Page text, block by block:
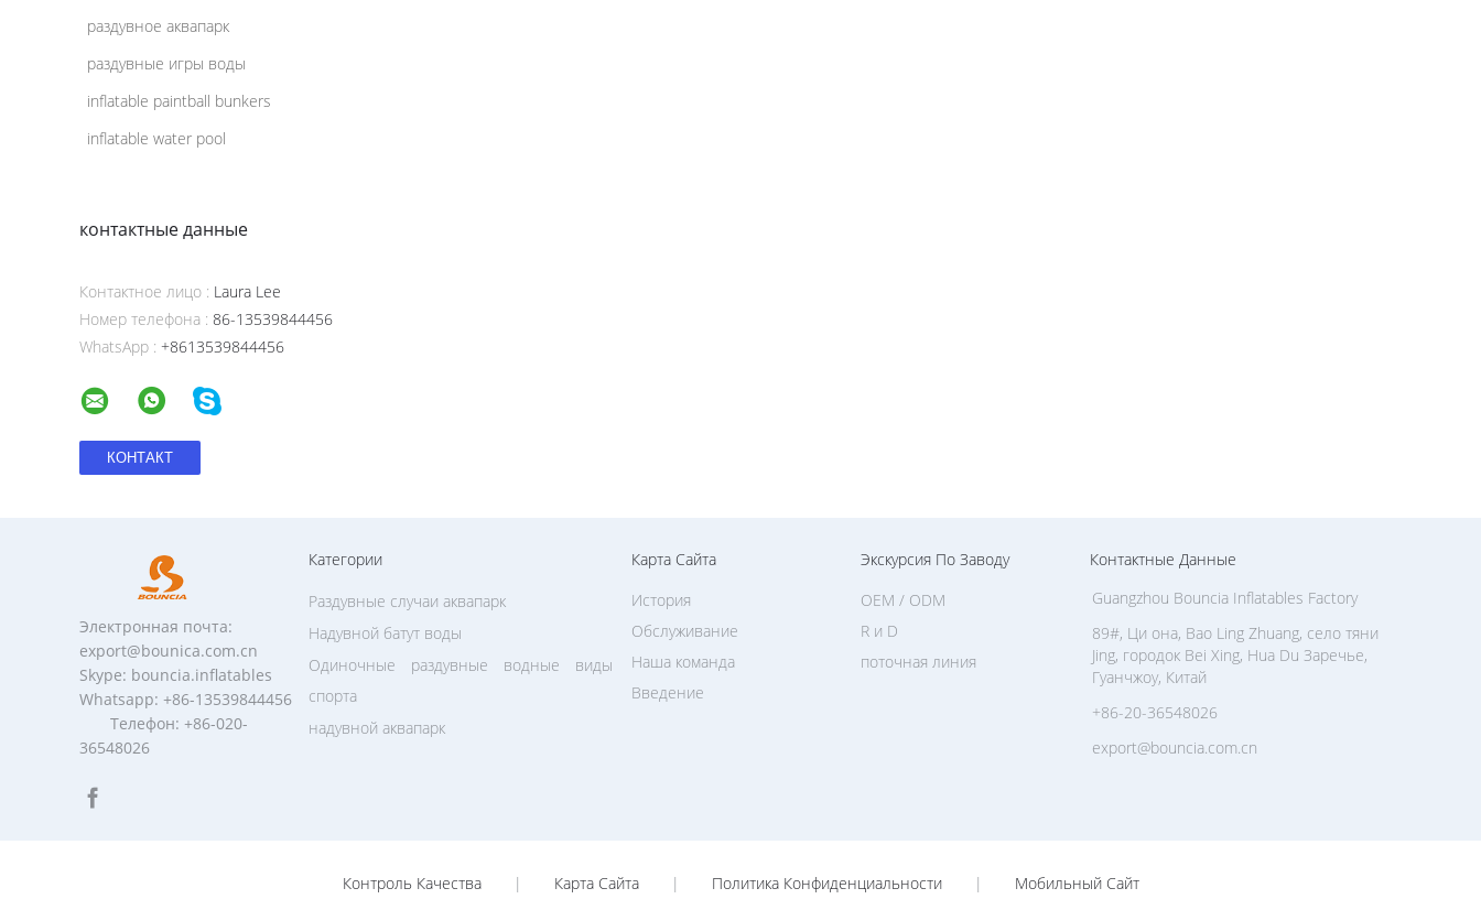
раздувное аквапарк
раздувные игры воды
inflatable paintball bunkers
inflatable water pool
контактные данные
Контактное лицо : Laura Lee
Номер телефона : 86-13539844456
WhatsApp : +8613539844456
Электронная почта:
export@bounica.com.cn
Skype: bouncia.inflatables
Whatsapp: +86-13539844456
Телефон: +86-020-
36548026
Категории
надувной аквапарк
Раздувные случаи аквапарк
Надувной батут воды
Одиночные раздувные водные виды
спорта
Карта Сайта
Введение
История
Обслуживание
Наша команда
Экскурсия По Заводу
поточная линия
OEM / ODM
R и D
Контактные Данные
Guangzhou Bouncia Inflatables Factory
89#, Ци она, Bao Ling Zhuang, село тяни
Jing, городок Bei Xing, Hua Du Заречье,
Гуанчжоу, Китай
+86-20-36548026
export@bouncia.com.cn
Контроль Качества | Карта Сайта | Политика Конфиденциальности | Мобильный Сайт